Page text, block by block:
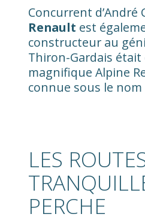
Concurrent d’André
Renault est
constructeur au
Thiron-Gardais
magnifique Alpine
connue sous le nom
LES
PERCHE